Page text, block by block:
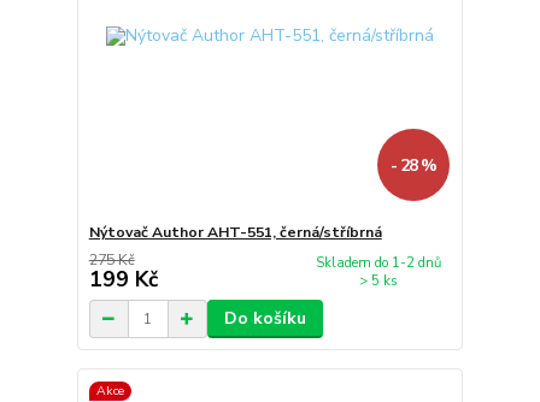
- 28 %
Nýtovač Author AHT-551, černá/stříbrná
275 Kč
199 Kč
Skladem do 1-2 dnů
> 5 ks
Do košíku
Akce